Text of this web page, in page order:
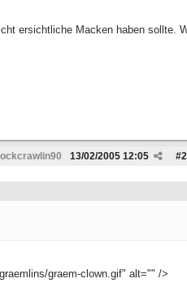
ersichtliche Macken haben sollte.
#
13/02/2005 12:05
graem-clown.gif" alt="" />